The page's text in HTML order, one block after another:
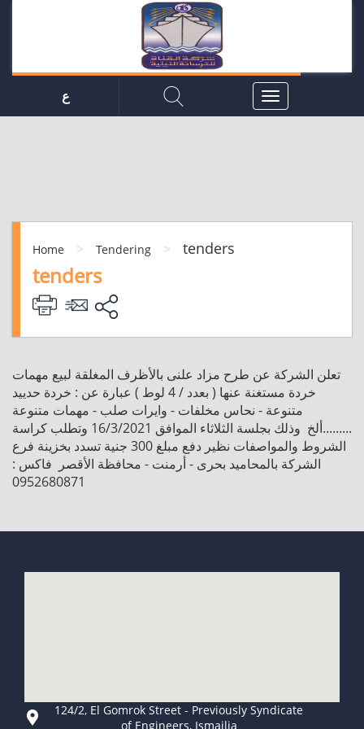
ع
Home > Tendering > tenders
tenders
تعلن الشركة عن طرح مزاد علنى بالأظرف المغلقة لبيع مهمات
خردة مستغنة عنها ( بعدد / 4 لوط ) عبارة عن : خردة حدييد
متنوعة - نحاس مخلفات - وايرات صلب - مهمات متنوعة
.........ألخ وذلك بجلسة الثلاثاء الموافق 16/3/2021 وتطلب كراسة
الشروط والمواصفات نظير دفع مبلغ 300 جنية تسدد بخزينة فرع
الشركة بالمحاميد بحرى - أرمنت - محافظة الأقصر فاكس :
124/2, El Gomrok Street - Previously Syndicate
of Engineers, Ismailia